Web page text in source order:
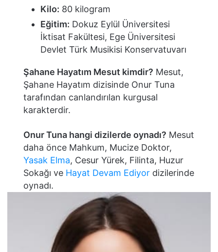
Kilo: 80 kilogram
Eğitim: Dokuz Eylül Üniversitesi
İktisat Fakültesi, Ege Üniversitesi
Devlet Türk Musikisi Konservatuvarı
Şahane Hayatım Mesut kimdir? Mesut,
Şahane Hayatım dizisinde Onur Tuna
tarafından canlandırılan kurgusal
karakterdir.
Onur Tuna hangi dizilerde oynadı? Mesut
daha önce Mahkum, Mucize Doktor,
Yasak Elma, Cesur Yürek, Filinta, Huzur
Sokağı ve Hayat Devam Ediyor dizilerinde
oynadı.